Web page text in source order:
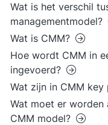
Wat is het verschil
managementmodel?
Wat is CMM?
Hoe wordt CMM in
ingevoerd?
Wat zijn in CMM key
Wat moet er worden
CMM model?